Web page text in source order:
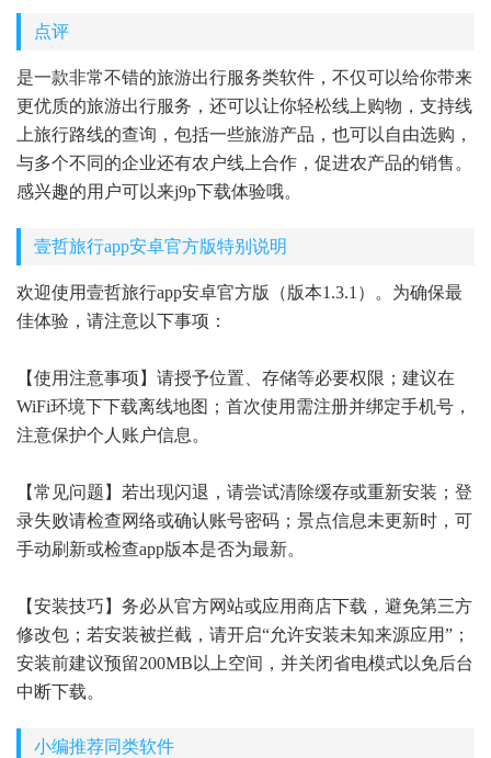
点评
是一款非常不错的旅游出行服务类软件，不仅可以给你带来
更优质的旅游出行服务，还可以让你轻松线上购物，支持线
上旅行路线的查询，包括一些旅游产品，也可以自由选购，
与多个不同的企业还有农户线上合作，促进农产品的销售。
感兴趣的用户可以来j9p下载体验哦。
壹哲旅行app安卓官方版特别说明
欢迎使用壹哲旅行app安卓官方版（版本1.3.1）。为确保最
佳体验，请注意以下事项：
【使用注意事项】请授予位置、存储等必要权限；建议在
WiFi环境下下载离线地图；首次使用需注册并绑定手机号，
注意保护个人账户信息。
【常见问题】若出现闪退，请尝试清除缓存或重新安装；登
录失败请检查网络或确认账号密码；景点信息未更新时，可
手动刷新或检查app版本是否为最新。
【安装技巧】务必从官方网站或应用商店下载，避免第三方
修改包；若安装被拦截，请开启“允许安装未知来源应用”；
安装前建议预留200MB以上空间，并关闭省电模式以免后台
中断下载。
小编推荐同类软件